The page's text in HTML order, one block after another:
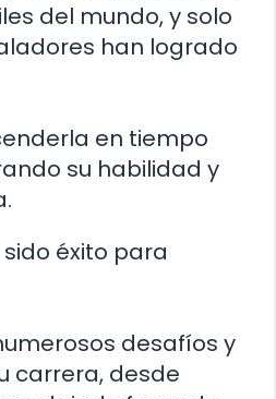
del mundo, y solo
han logrado
en tiempo
su habilidad y
éxito para
desafíos y
carrera, desde